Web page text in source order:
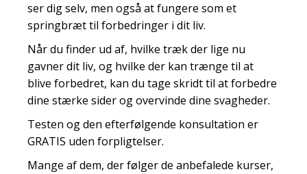
ser dig selv, men også at fungere som et
springbræt til forbedringer i dit liv.
Når du finder ud af, hvilke træk der lige nu
gavner dit liv, og hvilke der kan trænge til at
blive forbedret, kan du tage skridt til at forbedre
dine stærke sider og overvinde dine svagheder.
Testen og den efterfølgende konsultation er
GRATIS uden forpligtelser.
Mange af dem, der følger de anbefalede kurser,